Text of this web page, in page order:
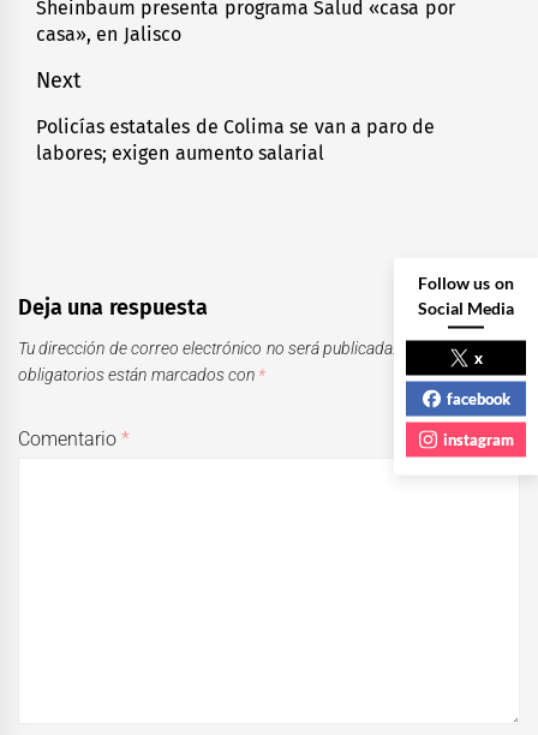
entradas
Previous
post:
Sheinbaum presenta programa Salud «casa por
casa», en Jalisco
Next
Next
post:
Policías estatales de Colima se van a paro de
labores; exigen aumento salarial
Deja una respuesta
Tu dirección de correo electrónico no será publicada.
Los campos
obligatorios están marcados con *
Comentario*
Follow us on
Social Media
x
facebook
instagram